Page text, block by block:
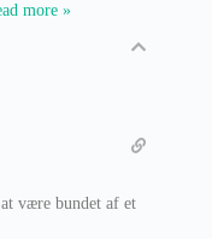
more »
være bundet af et